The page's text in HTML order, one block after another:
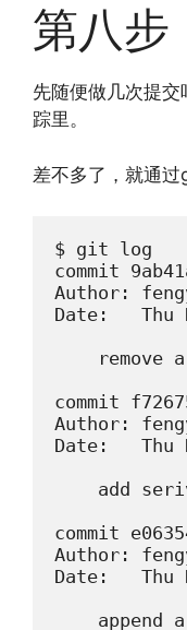
第八步
先随便做几次提
踪里。
差不多了，就通
$ git log
commit
Author:
Date:   Thu
remove
commit
Author:
Date:   Thu
add
commit
Author:
Date:   Thu
append